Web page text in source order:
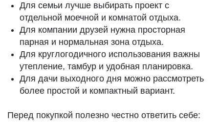
Для семьи лучше выбирать проект с
отдельной моечной и комнатой отдыха.
Для компании друзей нужна просторная
парная и нормальная зона отдыха.
Для круглогодичного использования важны
утепление, тамбур и удобная планировка.
Для дачи выходного дня можно рассмотреть
более простой и компактный вариант.
Перед покупкой полезно честно ответить себе: